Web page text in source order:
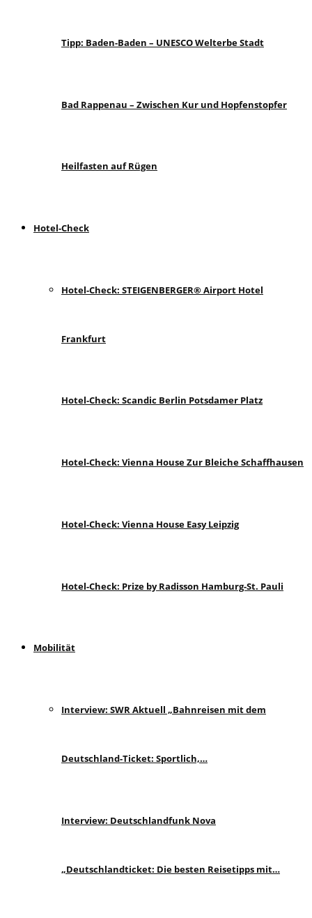
Tipp: Baden-Baden – UNESCO Welterbe Stadt
Bad Rappenau – Zwischen Kur und Hopfenstopfer
Heilfasten auf Rügen
Hotel-Check
Hotel-Check: STEIGENBERGER® Airport Hotel
Frankfurt
Hotel-Check: Scandic Berlin Potsdamer Platz
Hotel-Check: Vienna House Zur Bleiche Schaffhausen
Hotel-Check: Vienna House Easy Leipzig
Hotel-Check: Prize by Radisson Hamburg-St. Pauli
Mobilität
Interview: SWR Aktuell „Bahnreisen mit dem
Deutschland-Ticket: Sportlich,…
Interview: Deutschlandfunk Nova
„Deutschlandticket: Die besten Reisetipps mit…